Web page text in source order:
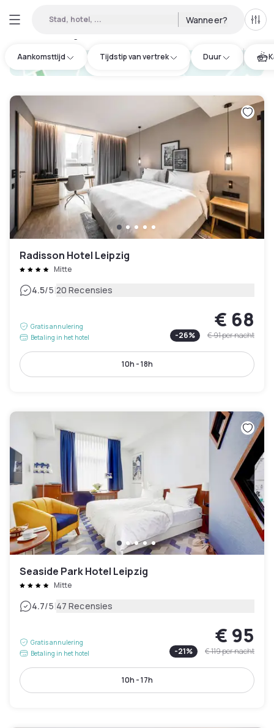
Stad, hotel, ... Wanneer?
Aankomsttijd Tijdstip van vertrek Duur
hotel.cta.view_map
Radisson Hotel Leipzig
Mitte
4.5/5|20 Recensies
Gratis annulering
Betaling in het hotel
€ 68
-26% € 91per nacht
10h - 18h
Seaside Park Hotel Leipzig
Mitte
4.7/5|47 Recensies
Gratis annulering
Betaling in het hotel
€ 95
-21% € 119per nacht
10h - 17h